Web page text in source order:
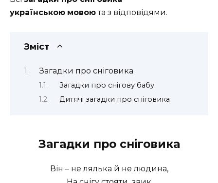
українською мовоюта з відповідями.
Зміст
Загадки про сніговика
Загадки про снігову бабу
Дитячі загадки про сніговика
Загадки про сніговика
Він – не лялька й не людина,